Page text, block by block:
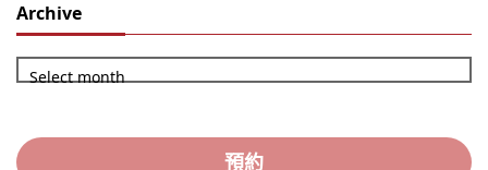
Archive
Select month
預約